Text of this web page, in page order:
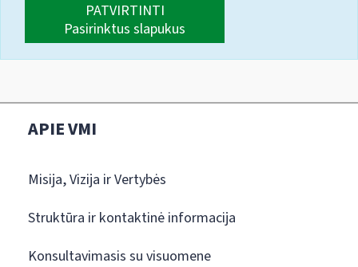
PATVIRTINTI
Pasirinktus slapukus
APIE VMI
Misija, Vizija ir Vertybės
Struktūra ir kontaktinė informacija
Konsultavimasis su visuomene